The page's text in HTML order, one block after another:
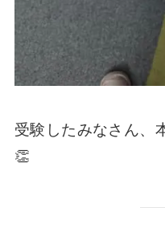
受験したみなさん、
👏